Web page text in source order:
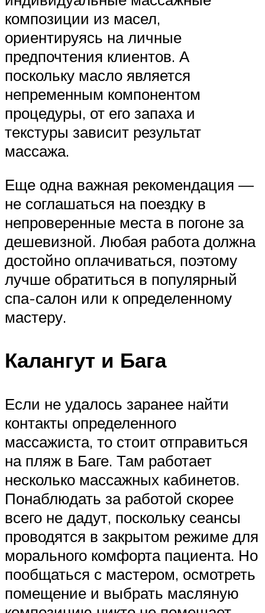
композиции из масел,
ориентируясь на личные
предпочтения клиентов. А
поскольку масло является
непременным компонентом
процедуры, от его запаха и
текстуры зависит результат
массажа.
Еще одна важная рекомендация —
не соглашаться на поездку в
непроверенные места в погоне за
дешевизной. Любая работа должна
достойно оплачиваться, поэтому
лучше обратиться в популярный
спа-салон или к определенному
мастеру.
Калангут и Бага
Если не удалось заранее найти
контакты определенного
массажиста, то стоит отправиться
на пляж в Баге. Там работает
несколько массажных кабинетов.
Понаблюдать за работой скорее
всего не дадут, поскольку сеансы
проводятся в закрытом режиме для
морального комфорта пациента. Но
пообщаться с мастером, осмотреть
помещение и выбрать масляную